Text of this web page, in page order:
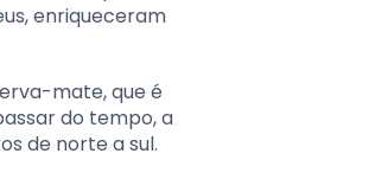
enriqueceram
mate, que é
do tempo, a
de norte a sul.